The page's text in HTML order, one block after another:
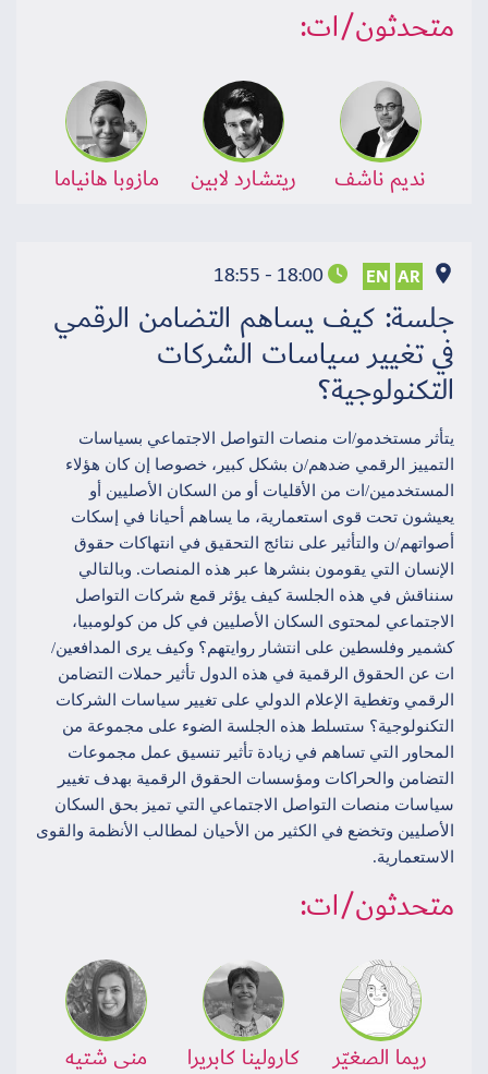
متحدثون/ات:
نديم ناشف ريتشارد لابين مازوبا هانياما
AR
EN
18:00 - 18:55
جلسة: كيف يساهم التضامن الرقمي
في تغيير سياسات الشركات
التكنولوجية؟
يتأثر مستخدمو/ات منصات التواصل الاجتماعي بسياسات
التمييز الرقمي ضدهم/ن بشكل كبير، خصوصا إن كان هؤلاء
المستخدمين/ات من الأقليات أو من السكان الأصليين أو
يعيشون تحت قوى استعمارية، ما يساهم أحيانا في إسكات
أصواتهم/ن والتأثير على نتائج التحقيق في انتهاكات حقوق
الإنسان التي يقومون بنشرها عبر هذه المنصات. وبالتالي
سنناقش في هذه الجلسة كيف يؤثر قمع شركات التواصل
الاجتماعي لمحتوى السكان الأصليين في كل من كولومبيا،
كشمير وفلسطين على انتشار روايتهم؟ وكيف يرى المدافعين/
ات عن الحقوق الرقمية في هذه الدول تأثير حملات التضامن
الرقمي وتغطية الإعلام الدولي على تغيير سياسات الشركات
التكنولوجية؟ ستسلط هذه الجلسة الضوء على مجموعة من
المحاور التي تساهم في زيادة تأثير تنسيق عمل مجموعات
التضامن والحراكات ومؤسسات الحقوق الرقمية بهدف تغيير
سياسات منصات التواصل الاجتماعي التي تميز بحق السكان
الأصليين وتخضع في الكثير من الأحيان لمطالب الأنظمة والقوى
الاستعمارية.
متحدثون/ات:
ريما الصغيّر كارولينا كابريرا منى شتيه